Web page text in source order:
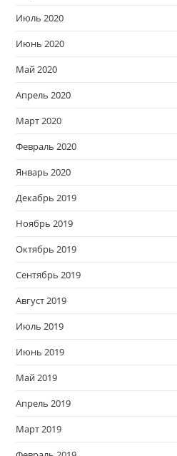
Июль 2020
Июнь 2020
Май 2020
Апрель 2020
Март 2020
Февраль 2020
Январь 2020
Декабрь 2019
Ноябрь 2019
Октябрь 2019
Сентябрь 2019
Август 2019
Июль 2019
Июнь 2019
Май 2019
Апрель 2019
Март 2019